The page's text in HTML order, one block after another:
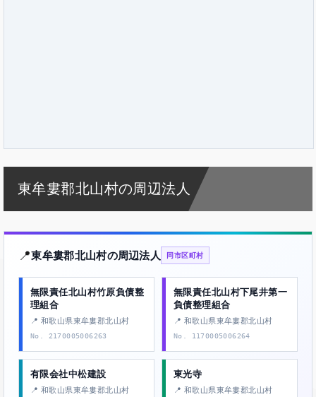
東牟婁郡北山村の周辺法人
📍東牟婁郡北山村の周辺法人 同市区町村
無限責任北山村竹原負債整
理組合
📍 和歌山県東牟婁郡北山村
No. 2170005006263
無限責任北山村下尾井第一
負債整理組合
📍 和歌山県東牟婁郡北山村
No. 1170005006264
有限会社中松建設
📍 和歌山県東牟婁郡北山村
東光寺
📍 和歌山県東牟婁郡北山村